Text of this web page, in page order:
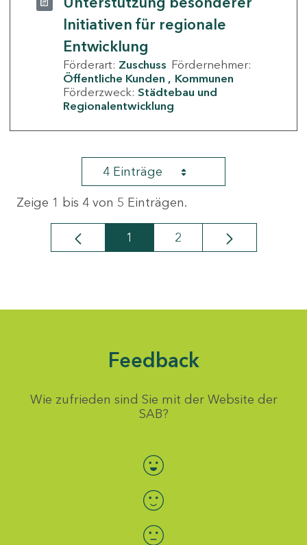
Initiativen für regionale
Entwicklung
Förderart: Zuschuss Fördernehmer:
Öffentliche Kunden
Kommunen
Förderzweck: Städtebau und
Regionalentwicklung
4 Einträge
Zeige 1 bis 4 von 5 Einträgen.
Seite
1 Seite
2
Feedback
Wie zufrieden sind Sie mit der Website der
SAB?
Bewertung auswählen